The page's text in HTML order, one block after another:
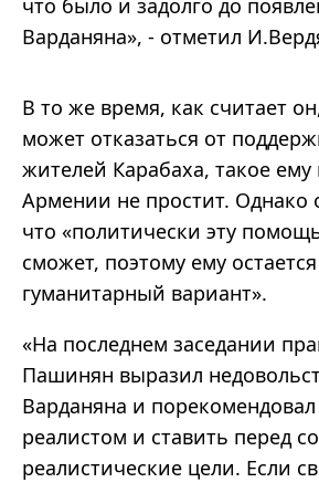
что было и задолго до
Варданяна», - отметил
В то же время, как считает
может отказаться от
жителей Карабаха, такое ему
Армении не простит. Однако
что «политически эту
сможет, поэтому ему
гуманитарный вариант».
«На последнем заседании
Пашинян выразил
Варданяна и
реалистом и ставить перед
реалистические цели. Если